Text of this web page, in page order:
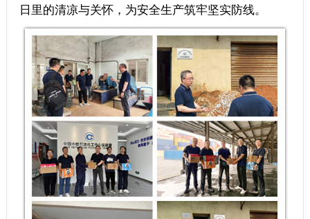
日里的清凉与关怀，为安全生产筑牢坚实防线。